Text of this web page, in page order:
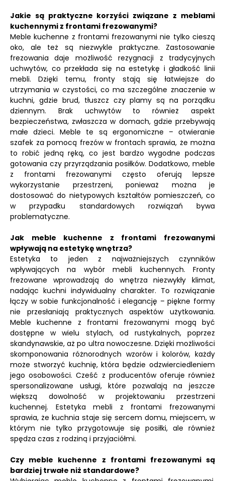
Jakie są praktyczne korzyści związane z meblami
kuchennymi z frontami frezowanymi?
Meble kuchenne z frontami frezowanymi nie tylko cieszą
oko, ale też są niezwykle praktyczne. Zastosowanie
frezowania daje możliwość rezygnacji z tradycyjnych
uchwytów, co przekłada się na estetykę i gładkość linii
mebli. Dzięki temu, fronty stają się łatwiejsze do
utrzymania w czystości, co ma szczególne znaczenie w
kuchni, gdzie brud, tłuszcz czy plamy są na porządku
dziennym. Brak uchwytów to również aspekt
bezpieczeństwa, zwłaszcza w domach, gdzie przebywają
małe dzieci. Meble te są ergonomiczne – otwieranie
szafek za pomocą frezów w frontach sprawia, że można
to robić jedną ręką, co jest bardzo wygodne podczas
gotowania czy przyrządzania posiłków. Dodatkowo, meble
z frontami frezowanymi często oferują lepsze
wykorzystanie przestrzeni, ponieważ można je
dostosować do nietypowych kształtów pomieszczeń, co
w przypadku standardowych rozwiązań bywa
problematyczne.
Jak meble kuchenne z frontami frezowanymi
wpływają na estetykę wnętrza?
Estetyka to jeden z najważniejszych czynników
wpływających na wybór mebli kuchennych. Fronty
frezowane wprowadzają do wnętrza niezwykły klimat,
nadając kuchni indywidualny charakter. To rozwiązanie
łączy w sobie funkcjonalność i elegancję – piękne formy
nie przesłaniają praktycznych aspektów użytkowania.
Meble kuchenne z frontami frezowanymi mogą być
dostępne w wielu stylach, od rustykalnych, poprzez
skandynawskie, aż po ultra nowoczesne. Dzięki możliwości
skomponowania różnorodnych wzorów i kolorów, każdy
może stworzyć kuchnię, która będzie odzwierciedleniem
jego osobowości. Cześć z producentów oferuje również
spersonalizowane usługi, które pozwalają na jeszcze
większą dowolność w projektowaniu przestrzeni
kuchennej. Estetyka mebli z frontami frezowanymi
sprawia, że kuchnia staje się sercem domu, miejscem, w
którym nie tylko przygotowuje się posiłki, ale również
spędza czas z rodziną i przyjaciółmi.
Czy meble kuchenne z frontami frezowanymi są
bardziej trwałe niż standardowe?